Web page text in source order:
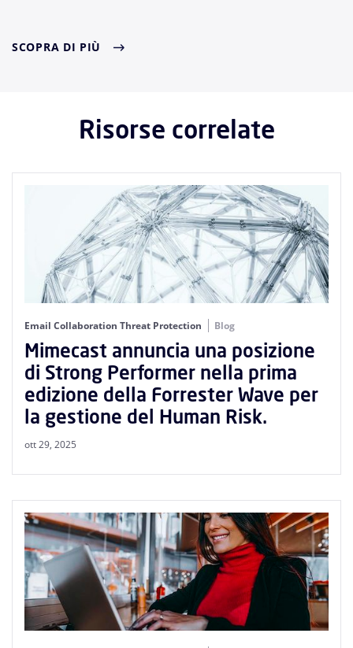
SCOPRA DI PIÙ
Risorse correlate
Email Collaboration Threat Protection Blog
Mimecast annuncia una posizione
di Strong Performer nella prima
edizione della Forrester Wave per
la gestione del Human Risk.
ott 29, 2025